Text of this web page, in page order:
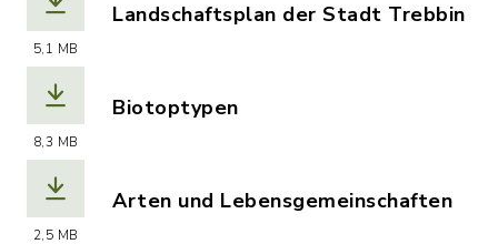
5,1 MB
Landschaftsplan der Stadt Trebbin
8,3 MB
Biotoptypen
2,5 MB
Arten und Lebensgemeinschaften